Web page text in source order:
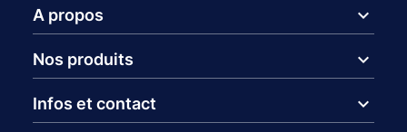
A propos expand_more
Nos produits expand_more
Infos et contact expand_more